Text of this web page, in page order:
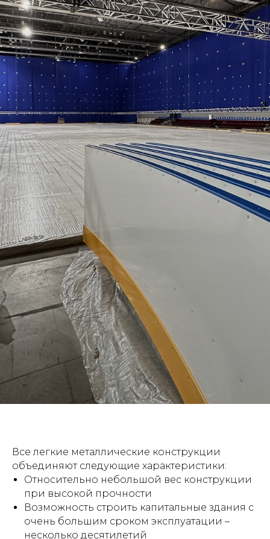
Все легкие металлические конструкции
объединяют следующие характеристики:
Относительно небольшой вес конструкции
при высокой прочности
Возможность строить капитальные здания с
очень большим сроком эксплуатации –
несколько десятилетий